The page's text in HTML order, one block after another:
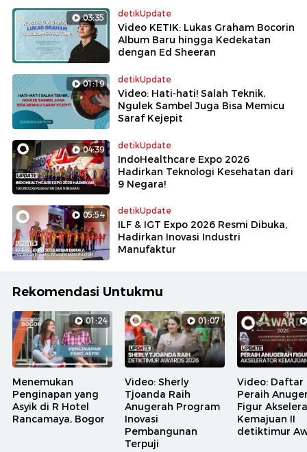
03:35 detikUpdate
Video KETIK: Lukas Graham Bocorin
Album Baru hingga Kedekatan
dengan Ed Sheeran
01:19 detikUpdate
Video: Hati-hati! Salah Teknik,
Ngulek Sambel Juga Bisa Memicu
Saraf Kejepit
04:39 detikUpdate
IndoHealthcare Expo 2026
Hadirkan Teknologi Kesehatan dari
9 Negara!
05:54 detikUpdate
ILF & IGT Expo 2026 Resmi Dibuka,
Hadirkan Inovasi Industri
Manufaktur
Rekomendasi Untukmu
01:24
Menemukan
Penginapan yang
Asyik di R Hotel
Rancamaya, Bogor
01:07
Video: Sherly
Tjoanda Raih
Anugerah Program
Inovasi
Pembangunan
Terpuji
Video: Daftar
Peraih
Figur
Kemajuan II
detiktimur